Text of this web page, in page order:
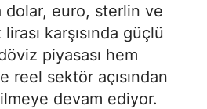
dolar, euro, sterlin ve
karşısında güçlü
piyasası hem
reel sektör açısından
devam ediyor.